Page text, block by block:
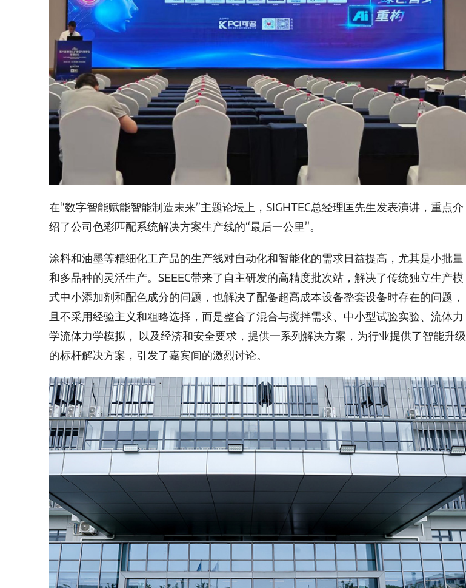
在“数字智能赋能智能制造未来”主题论坛上，SIGHTEC总经理匡先生发表演讲，重点介
绍了公司色彩匹配系统解决方案生产线的“最后一公里”。
涂料和油墨等精细化工产品的生产线对自动化和智能化的需求日益提高，尤其是小批量
和多品种的灵活生产。SEEEC带来了自主研发的高精度批次站，解决了传统独立生产模
式中小添加剂和配色成分的问题，也解决了配备超高成本设备整套设备时存在的问题，
且不采用经验主义和粗略选择，而是整合了混合与搅拌需求、中小型试验实验、流体力
学流体力学模拟， 以及经济和安全要求，提供一系列解决方案，为行业提供了智能升级
的标杆解决方案，引发了嘉宾间的激烈讨论。